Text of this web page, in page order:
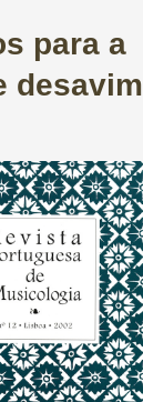
para a
desavim